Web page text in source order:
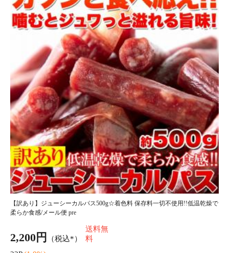
肉 テレビで話題の「牛肉１００％手造り牛生ハンバーグ」150ｇ×10個入/ハ
ンバーグ/牛肉/冷凍A pre
7,980円（税込*）
4.47点 (86件)
ソフトバンクまとめて支払い・ワイモバイルまとめて支払い
後払い(NP後払い)